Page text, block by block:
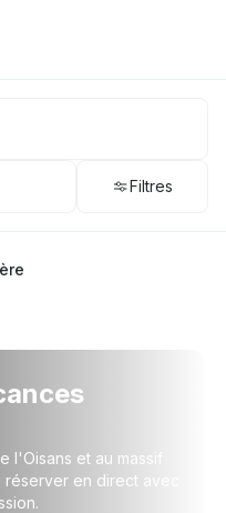
Filtres
l'Oisans et au massif
en direct avec